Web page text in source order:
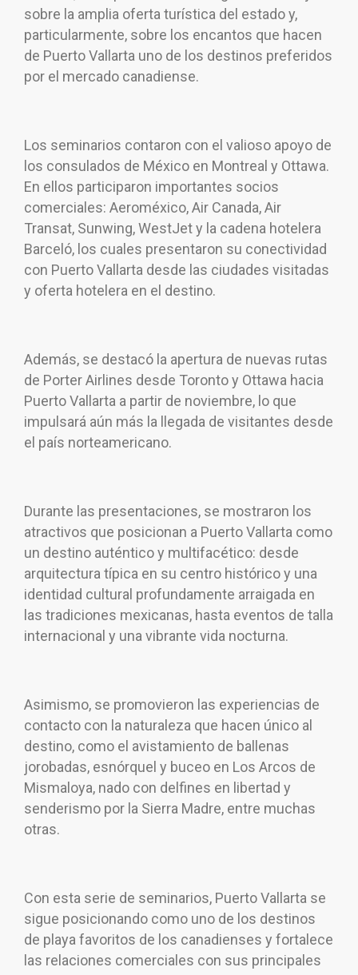
sobre la amplia oferta turística del estado y,
particularmente, sobre los encantos que hacen
de Puerto Vallarta uno de los destinos preferidos
por el mercado canadiense.
Los seminarios contaron con el valioso apoyo de
los consulados de México en Montreal y Ottawa.
En ellos participaron importantes socios
comerciales: Aeroméxico, Air Canada, Air
Transat, Sunwing, WestJet y la cadena hotelera
Barceló, los cuales presentaron su conectividad
con Puerto Vallarta desde las ciudades visitadas
y oferta hotelera en el destino.
Además, se destacó la apertura de nuevas rutas
de Porter Airlines desde Toronto y Ottawa hacia
Puerto Vallarta a partir de noviembre, lo que
impulsará aún más la llegada de visitantes desde
el país norteamericano.
Durante las presentaciones, se mostraron los
atractivos que posicionan a Puerto Vallarta como
un destino auténtico y multifacético: desde
arquitectura típica en su centro histórico y una
identidad cultural profundamente arraigada en
las tradiciones mexicanas, hasta eventos de talla
internacional y una vibrante vida nocturna.
Asimismo, se promovieron las experiencias de
contacto con la naturaleza que hacen único al
destino, como el avistamiento de ballenas
jorobadas, esnórquel y buceo en Los Arcos de
Mismaloya, nado con delfines en libertad y
senderismo por la Sierra Madre, entre muchas
otras.
Con esta serie de seminarios, Puerto Vallarta se
sigue posicionando como uno de los destinos
de playa favoritos de los canadienses y fortalece
las relaciones comerciales con sus principales